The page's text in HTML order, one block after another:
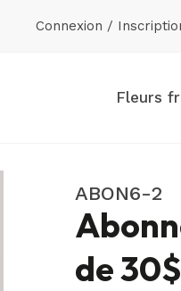
Connexion /
Fleurs
ABON6-2
de